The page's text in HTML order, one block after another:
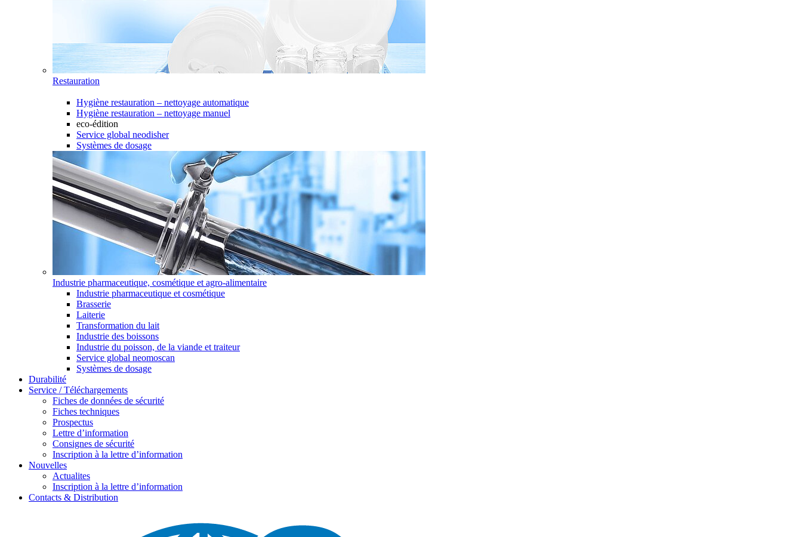
Restauration
Hygiène restauration – nettoyage automatique
Hygiène restauration – nettoyage manuel
eco-édition
Service global neodisher
Systèmes de dosage
Industrie pharmaceutique, cosmétique et agro-alimentaire
Industrie pharmaceutique et cosmétique
Brasserie
Laiterie
Transformation du lait
Industrie des boissons
Industrie du poisson, de la viande et traiteur
Service global neomoscan
Systèmes de dosage
Durabilité
Service / Téléchargements
Fiches de données de sécurité
Fiches techniques
Prospectus
Lettre d’information
Consignes de sécurité
Inscription à la lettre d’information
Nouvelles
Actualites
Inscription à la lettre d’information
Contacts & Distribution